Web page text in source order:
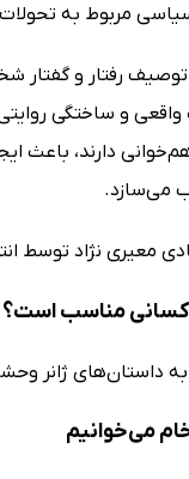
مربوط به
توصیف‌ رفتار و
واقعی و ساختگی
دارند، باعث
می‌سازد.
معیری نژاد توسط
کسانی مناسب است؟
به داستان‌های
می‌خوانیم